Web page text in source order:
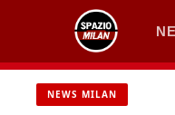
contenuto
NEWS MILAN